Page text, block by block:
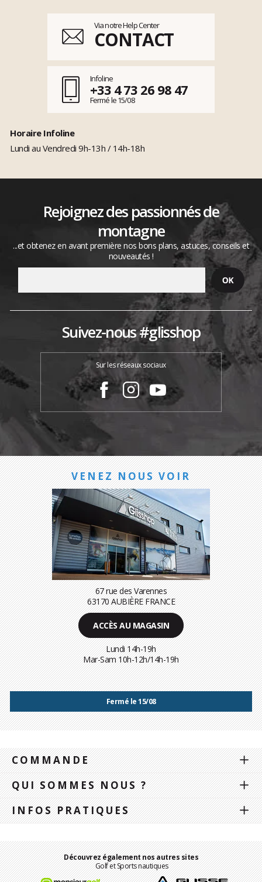
Via notre Help Center
CONTACT
Infoline
+33 4 73 26 98 47
Fermé le 15/08
Horaire Infoline
Lundi au Vendredi 9h-13h / 14h-18h
Rejoignez des passionnés de
montagne
...et obtenez en avant première nos bons plans, astuces, conseils et
nouveautés !
Suivez-nous #glisshop
Sur les réseaux sociaux
VENEZ NOUS VOIR
67 rue des Varennes
63170 AUBIÈRE FRANCE
ACCÈS AU MAGASIN
Lundi 14h-19h
Mar-Sam 10h-12h/14h-19h
Fermé le 15/08
COMMANDE
QUI SOMMES NOUS ?
INFOS PRATIQUES
Découvrez également nos autres sites
Golf et Sports nautiques